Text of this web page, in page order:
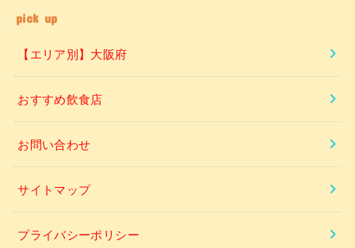
pick up
【エリア別】大阪府
おすすめ飲食店
お問い合わせ
サイトマップ
プライバシーポリシー